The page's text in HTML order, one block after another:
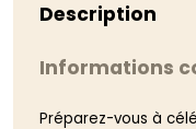
Description
Informations
Préparez-vous à